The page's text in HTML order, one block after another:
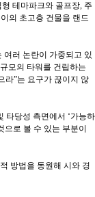
테마파크와 골프장, 주
의 초고층 건물을 랜드
여러 논란이 가중되고 있
모의 타워를 건립하는
라”는 요구가 끊이지 않
타당성 측면에서 ‘가능하
로 볼 수 있는 부분이
방법을 동원해 시와 경